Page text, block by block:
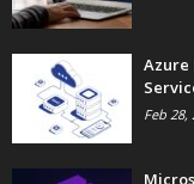
Azure
Feb 28,